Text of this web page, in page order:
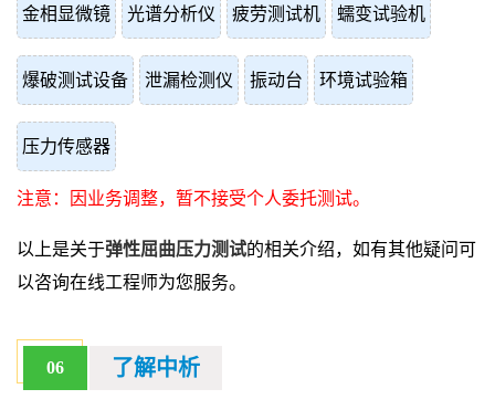
金相显微镜 光谱分析仪 疲劳测试机 蠕变试验机
爆破测试设备 泄漏检测仪 振动台 环境试验箱
压力传感器
注意：因业务调整，暂不接受个人委托测试。
以上是关于弹性屈曲压力测试的相关介绍，如有其他疑问可
以咨询在线工程师为您服务。
06 了解中析